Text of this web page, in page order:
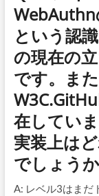
という認
の現在の
です。ま
在してい
実装上は
でしょう
A: レベル3はまだ